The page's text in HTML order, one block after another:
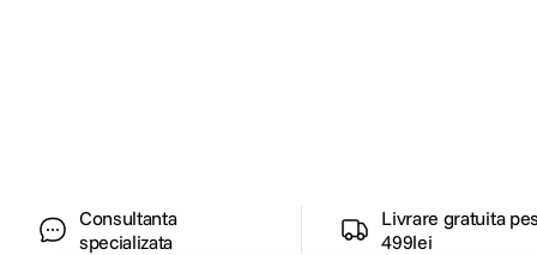
Consultanta
specializata
Livrare gratuita
499lei